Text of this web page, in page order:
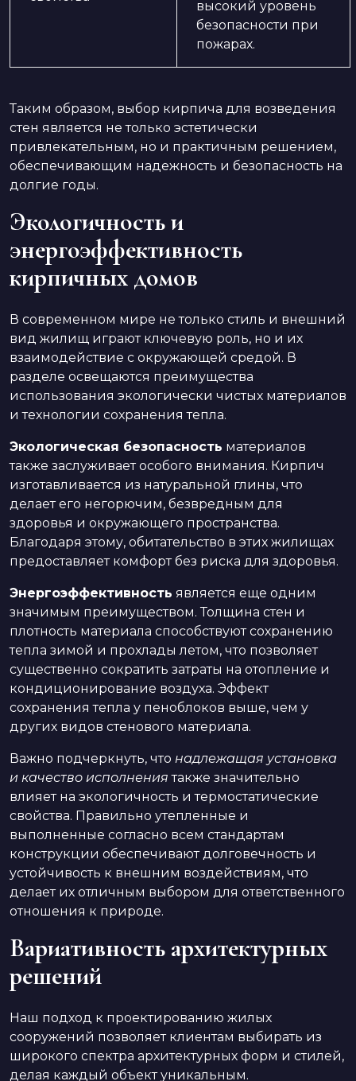
высокий уровень
безопасности при
пожарах.
Таким образом, выбор кирпича для возведения
стен является не только эстетически
привлекательным, но и практичным решением,
обеспечивающим надежность и безопасность на
долгие годы.
Экологичность и
энергоэффективность
кирпичных домов
В современном мире не только стиль и внешний
вид жилищ играют ключевую роль, но и их
взаимодействие с окружающей средой. В
разделе освещаются преимущества
использования экологически чистых материалов
и технологии сохранения тепла.
Экологическая безопасность материалов
также заслуживает особого внимания. Кирпич
изготавливается из натуральной глины, что
делает его негорючим, безвредным для
здоровья и окружающего пространства.
Благодаря этому, обитательство в этих жилищах
предоставляет комфорт без риска для здоровья.
Энергоэффективность является еще одним
значимым преимуществом. Толщина стен и
плотность материала способствуют сохранению
тепла зимой и прохлады летом, что позволяет
существенно сократить затраты на отопление и
кондиционирование воздуха. Эффект
сохранения тепла у пеноблоков выше, чем у
других видов стенового материала.
Важно подчеркнуть, что надлежащая установка
и качество исполнения также значительно
влияет на экологичность и термостатические
свойства. Правильно утепленные и
выполненные согласно всем стандартам
конструкции обеспечивают долговечность и
устойчивость к внешним воздействиям, что
делает их отличным выбором для ответственного
отношения к природе.
Вариативность архитектурных
решений
Наш подход к проектированию жилых
сооружений позволяет клиентам выбирать из
широкого спектра архитектурных форм и стилей,
делая каждый объект уникальным.